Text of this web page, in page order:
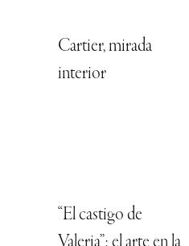
Cartier, mirada
interior
“El castigo de